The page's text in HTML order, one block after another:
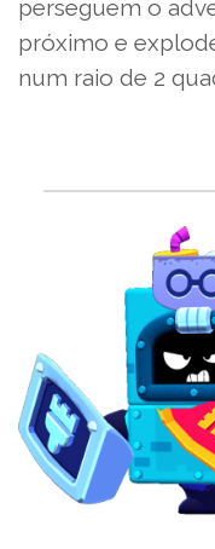
perseguem o
próximo e
num raio de 2